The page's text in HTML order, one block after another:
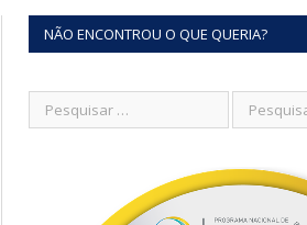
NÃO ENCONTROU O QUE QUERIA?